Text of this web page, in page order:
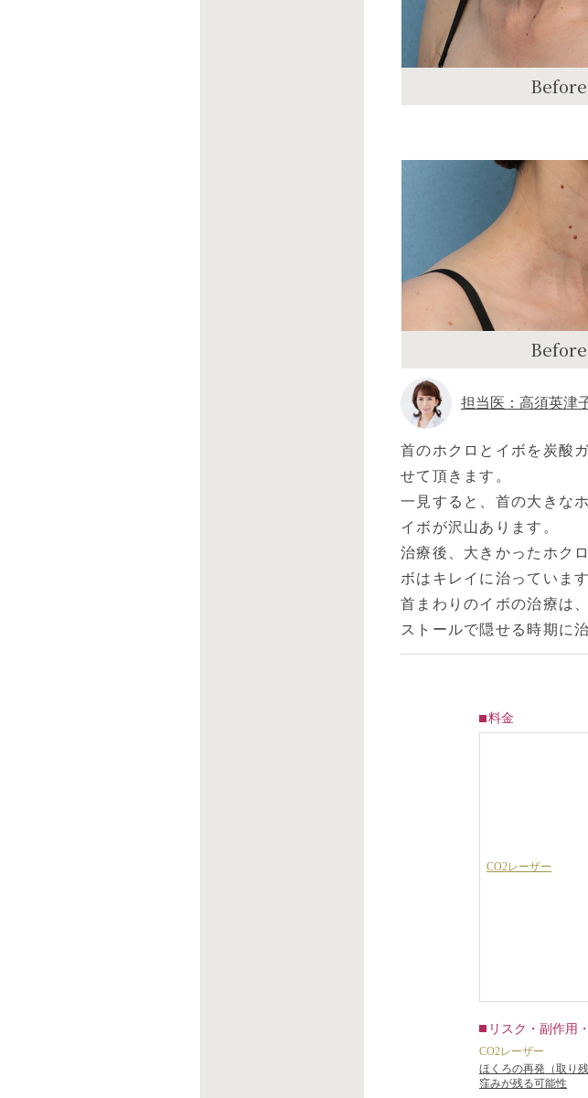
Before
Before
担当医：高須英津
首のホクロとイボを炭酸
せて頂きます。
一見すると、首の大きな
イボが沢山あります。
治療後、大きかったホク
ボはキレイに治っています
首まわりのイボの治療は
ストールで隠せる時期に
料金
CO2レーザー
リスク・副作用
CO2レーザー
ほくろの再発（取り
窪みが残る可能性